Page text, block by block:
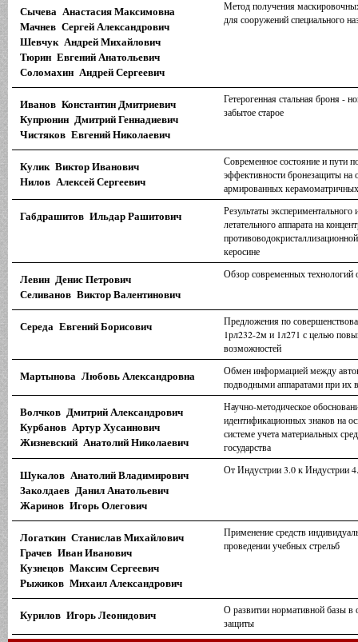
Сычева Анастасия Максимовна
Мачнев Сергей Александрович
Шевчук Андрей Михайлович
Тюрин Евгений Анатольевич
Соломахин Андрей Сергеевич
Метод получения
для сооружений специального
Иванов Константин Дмитриевич
Купрюнин Дмитрий Геннадиевич
Чистяков Евгений Николаевич
Гетерогенная стальная броня -
забытое старое
Кулик Виктор Иванович
Нилов Алексей Сергеевич
Современное состояние и пути
эффективности бронезащиты на
армированных
Габдрашитов Ильдар Рашитович
Результаты
летательного аппарата на
керосине
Левин Денис Петрович
Селиванов Виктор Валентинович
Обзор современных технологий
Середа Евгений Борисович
Предложения по
1рл232-2м и 1л271 с целью
возможностей
Мартынова Любовь Александровна
Обмен информацией между
подводными аппаратами при их
Волчков Дмитрий Александрович
Курбанов Артур Хусаинович
Жизневский Анатолий Николаевич
Научно-методическое
идентификационных знаков на
системе учета материальных
государства
Шукалов Анатолий Владимирович
Заколдаев Данил Анатольевич
Жаринов Игорь Олегович
От Индустрии 3.0 к Индустрии
Логаткин Станислав Михайлович
Грачев Иван Иванович
Кузнецов Максим Сергеевич
Рыжиков Михаил Александрович
Применение средств
проведении учебных стрельб
Курилов Игорь Леонидович
О развитии нормативной базы в
защиты